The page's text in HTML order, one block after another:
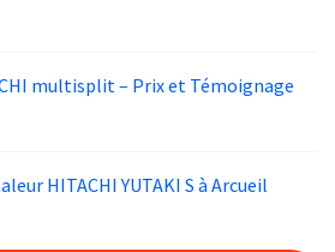
multisplit – Prix et Témoignage
HITACHI YUTAKI S à Arcueil